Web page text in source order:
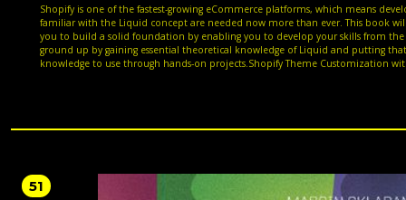
Shopify is one of the fastest-growing eCommerce platforms, which means
familiar with the Liquid concept are needed now more than ever. This book
you to build a solid foundation by enabling you to develop your skills from the
ground up by gaining essential theoretical knowledge of Liquid and putting that
knowledge to use through hands-on projects.Shopify Theme Customization
programming logic needed to develop any feature. As you advance to the
Finally, the book takes you through the Shopify Ajax API to gain the necessary
needed to create a variety of dynamic features and content.By the end of this
51